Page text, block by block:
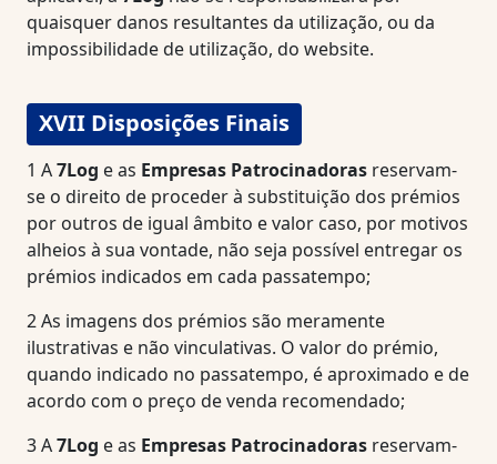
quaisquer danos resultantes da utilização, ou da
impossibilidade de utilização, do website.
XVII Disposições Finais
1 A7Log e as Empresas Patrocinadoras reservam-
se o direito de proceder à substituição dos prémios
por outros de igual âmbito e valor caso, por motivos
alheios à sua vontade, não seja possível entregar os
prémios indicados em cada passatempo;
2As imagens dos prémios são meramente
ilustrativas e não vinculativas. O valor do prémio,
quando indicado no passatempo, é aproximado e de
acordo com o preço de venda recomendado;
3A7Log e as Empresas Patrocinadoras reservam-